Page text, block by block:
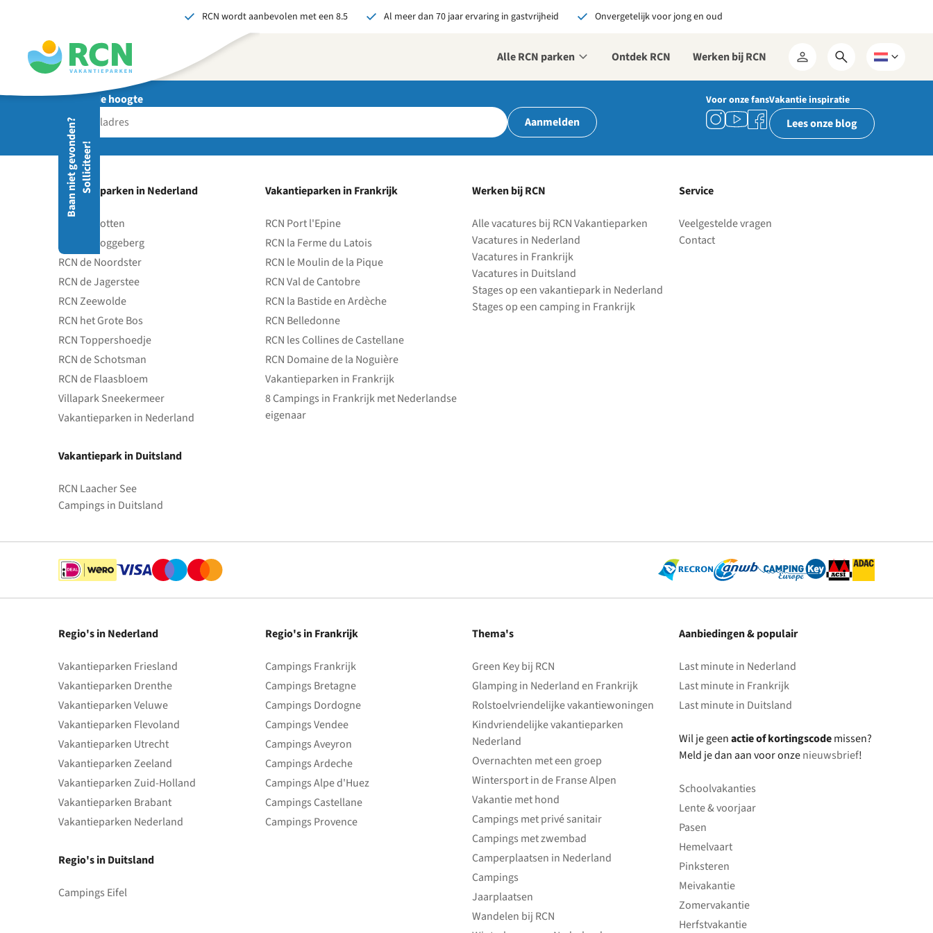
hoofdnavigatie
hoofdinhoud
voettekstinhoud
RCN wordt aanbevolen met een 8.5 Al meer dan 70 jaar ervaring in gastvrijheid Onvergetelijk voor jong en oud
Alle RCN parken Ontdek RCN Werken bij RCN
Mijn
RCN
Open
zoekformulier
Kies
een
B
a
a
n
n
i
e
t
g
e
v
on
d
e
n
?
S
o
l
l
i
c
i
t
e
e
r!
Wij zijn altijd op zoek naar
gedreven en enthousiaste
versterken!
Blijf op de hoogte
Aanmelden
Voor onze fansVakantie inspiratie
Lees onze blog
Vakantieparken in Nederland
RCN de Potten
RCN de Roggeberg
RCN de Noordster
RCN de Jagerstee
RCN Zeewolde
RCN het Grote Bos
RCN Toppershoedje
RCN de Schotsman
RCN de Flaasbloem
Villapark Sneekermeer
Vakantieparken in Nederland
Vakantiepark in Duitsland
RCN Laacher See
Campings in Duitsland
Vakantieparken in Frankrijk
RCN Port l'Epine
RCN la Ferme du Latois
RCN le Moulin de la Pique
RCN Val de Cantobre
RCN la Bastide en Ardèche
RCN Belledonne
RCN les Collines de Castellane
RCN Domaine de la Noguière
Vakantieparken in Frankrijk
8 Campings in Frankrijk met Nederlandse
eigenaar
Werken bij RCN
Alle vacatures bij RCN Vakantieparken
Vacatures in Nederland
Vacatures in Frankrijk
Vacatures in Duitsland
Stages op een vakantiepark in Nederland
Stages op een camping in Frankrijk
Service
Veelgestelde vragen
Contact
Regio's in Nederland
Vakantieparken Friesland
Vakantieparken Drenthe
Vakantieparken Veluwe
Vakantieparken Flevoland
Vakantieparken Utrecht
Vakantieparken Zeeland
Vakantieparken Zuid-Holland
Vakantieparken Brabant
Vakantieparken Nederland
Regio's in Duitsland
Campings Eifel
Regio's in Frankrijk
Campings Frankrijk
Campings Bretagne
Campings Dordogne
Campings Vendee
Campings Aveyron
Campings Ardeche
Campings Alpe d'Huez
Campings Castellane
Campings Provence
Thema's
Green Key bij RCN
Glamping in Nederland en Frankrijk
Rolstoelvriendelijke vakantiewoningen
Kindvriendelijke vakantieparken
Nederland
Overnachten met een groep
Wintersport in de Franse Alpen
Vakantie met hond
Campings met privé sanitair
Campings met zwembad
Camperplaatsen in Nederland
Campings
Jaarplaatsen
Wandelen bij RCN
Aanbiedingen & populair
Last minute in Nederland
Last minute in Frankrijk
Last minute in Duitsland
Wil je geenactie of kortingscodemissen?
Meld je dan aan voor onzenieuwsbrief!
Schoolvakanties
Lente & voorjaar
Pasen
Hemelvaart
Pinksteren
Meivakantie
Zomervakantie
Herfstvakantie